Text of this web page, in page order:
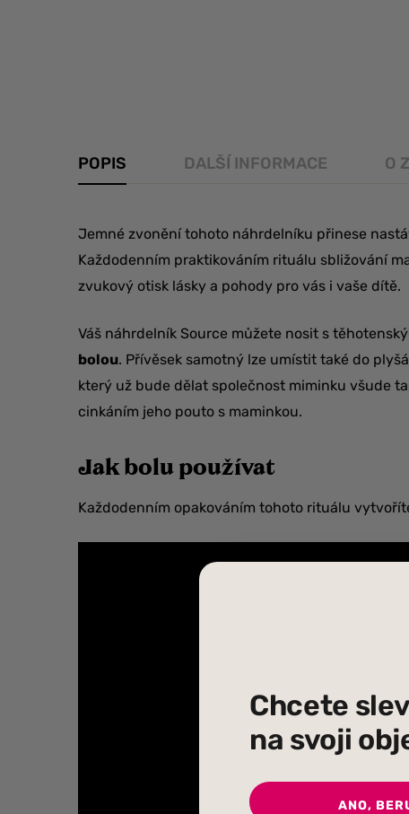
POPIS DALŠÍ INFORMACE O
Jemné zvonění tohoto náhrdelníku přinese
Každodenním praktikováním rituálu sbližování
zvukový otisk lásky a pohody pro vás i vaše dítě.
Váš náhrdelník Source můžete nosit s
bolou. Přívěsek samotný lze umístit také do
který už bude dělat společnost miminku všude
cinkáním jeho pouto s maminkou.
Jak bolu používat
Každodenním opakováním tohoto rituálu
Chcete
na svoji
ANO,